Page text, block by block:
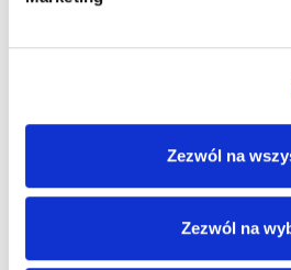
Zezwól na
Zezwól na
Pingback:สล็อตเว็บตรง
Pingback:
pg slot เว็บตรง